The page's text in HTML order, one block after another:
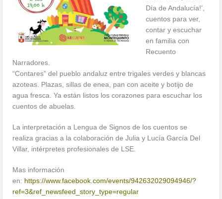
Día de Andalucía!’,
cuentos para ver,
contar y escuchar
en familia con
Recuento
Narradores.
“Contares” del pueblo andaluz entre trigales verdes y blancas
azoteas. Plazas, sillas de enea, pan con aceite y botijo de
agua fresca. Ya están listos los corazones para escuchar los
cuentos de abuelas.
La interpretación a Lengua de Signos de los cuentos se
realiza gracias a la colaboración de Julia y Lucía García Del
Villar, intérpretes profesionales de LSE.
Mas información
en: https://www.facebook.com/events/942632029094946/?
ref=3&ref_newsfeed_story_type=regular